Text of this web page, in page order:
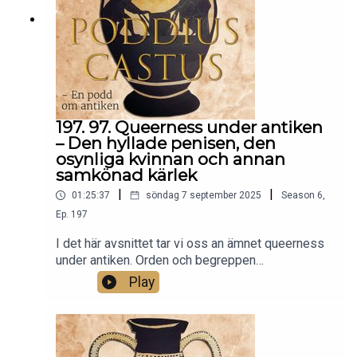
efterträdare, samt stiftar bekantskap med en
smått osannolik protagonist.
197. 97. Queerness under antiken
– Den hyllade penisen, den
osynliga kvinnan och annan
samkönad kärlek
01:25:37 söndag 7 september 2025 Season 6,
Ep. 197
I det här avsnittet tar vi oss an ämnet queerness
under antiken. Orden och begreppen
heterosexuell, homosexuell eller queer fanns inte
som termer under antiken, varken i latinet eller
antikgrekiskan. Men även fast det inte fanns ord
för att beskriva samkönade relationer så fanns
det ju självklart människor som var attraherade av
Play